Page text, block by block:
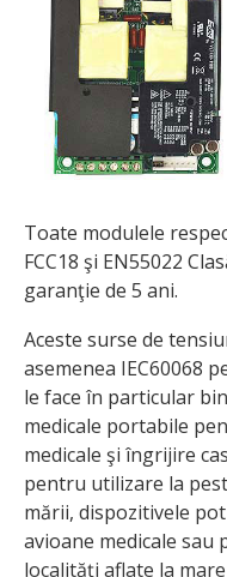
Toate modulele
FCC18 şi EN55022
garanţie de 5 ani.
Aceste surse de
asemenea IEC60068
le face în particular
medicale portabile
medicale şi îngrijire
pentru utilizare la
mării, dispozitivele
avioane medicale sau
localităţi aflate la